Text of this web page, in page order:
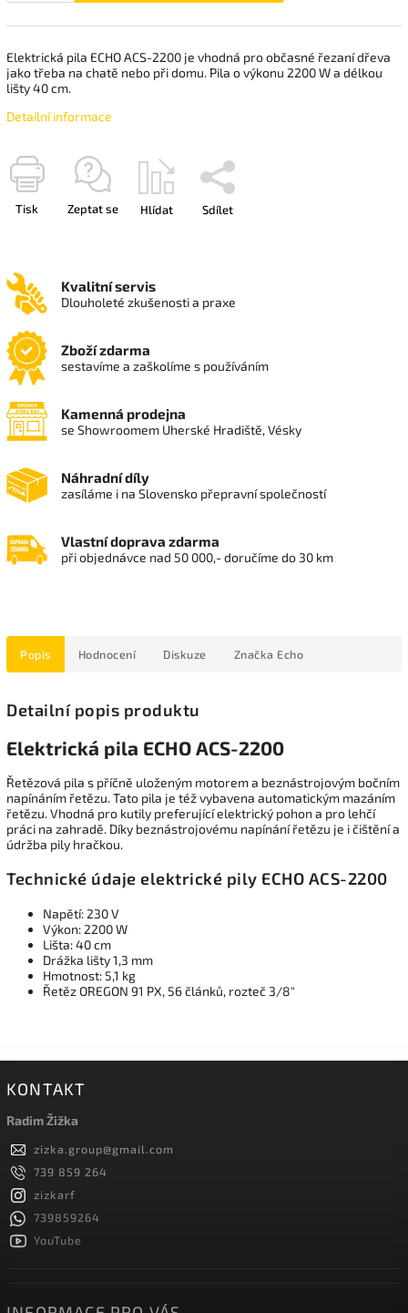
Elektrická pila ECHO ACS-2200 je vhodná pro občasné řezaní dřeva
jako třeba na chatě nebo při domu. Pila o výkonu 2200 W a délkou
lišty 40 cm.
Detailní informace
Tisk Zeptat se Hlídat Sdílet
Kvalitní servis
Dlouholeté zkušenosti a praxe
Zboží zdarma
sestavíme a zaškolíme s používáním
Kamenná prodejna
se Showroomem Uherské Hradiště, Vésky
Náhradní díly
zasíláme i na Slovensko přepravní společností
Vlastní doprava zdarma
při objednávce nad 50 000,- doručíme do 30 km
Popis Hodnocení Diskuze Značka Echo
Detailní popis produktu
Elektrická pila ECHO ACS-2200
Řetězová pila s příčně uloženým motorem a beznástrojovým bočním
napínáním řetězu. Tato pila je též vybavena automatickým mazáním
řetězu. Vhodná pro kutily preferující elektrický pohon a pro lehčí
práci na zahradě. Díky beznástrojovému napínání řetězu je i čištění a
údržba pily hračkou.
Technické údaje elektrické pily ECHO ACS-2200
Napětí: 230 V
Výkon: 2200 W
Lišta:40 cm
Drážka lišty 1,3 mm
Hmotnost: 5,1 kg
Řetěz OREGON 91 PX, 56 článků, rozteč 3/8"
KONTAKT
Radim Žižka
zizka.group@gmail.com
739 859 264
zizkarf
739859264
YouTube